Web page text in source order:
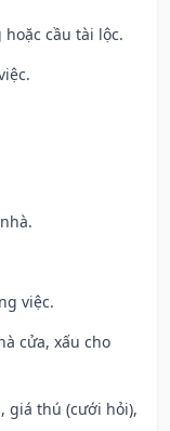
cầu tài lộc.
việc.
cửa, xấu cho
giá thú (cưới hỏi),